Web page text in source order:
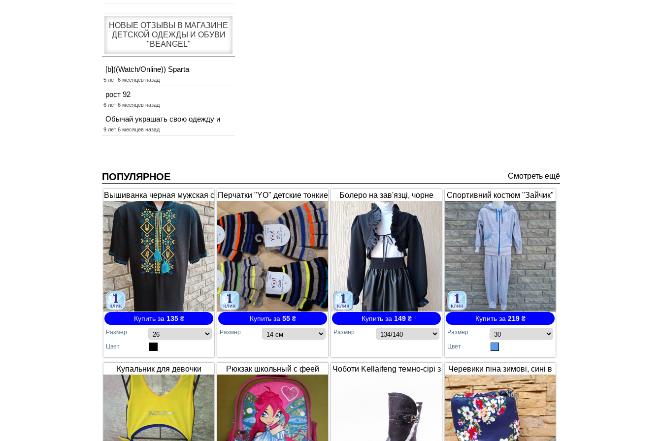
НОВЫЕ ОТЗЫВЫ В МАГАЗИНЕ
ДЕТСКОЙ ОДЕЖДЫ И ОБУВИ
"BEANGEL"
[b]((Watch/Online)) Sparta
5 лет 6 месяцев назад
рост 92
6 лет 6 месяцев назад
Обычай украшать свою одежду и
9 лет 6 месяцев назад
ПОПУЛЯРНОЕ Смотреть ещё
Вышиванка черная мужская с
коротким рукавом "Гербы"
Купить за 135₴
Размер
Цвет
Перчатки "YO" детские тонкие
полосатые
Купить за 55₴
Размер
Болеро на зав'язці, чорне
(1653)
Купить за 149₴
Размер
Спортивний костюм "Зайчик"
з вушками, сірий з синім 1672
(арт.326)
Купить за 219₴
Размер
Цвет
Купальник для девочки
SPEEDO жёлто-синий
сдельный №64
Рюкзак школьный с феей
Winx / Винкс
Чоботи Kellaifeng темно-сірі з
Черевики піна зимові, сині в
квітах